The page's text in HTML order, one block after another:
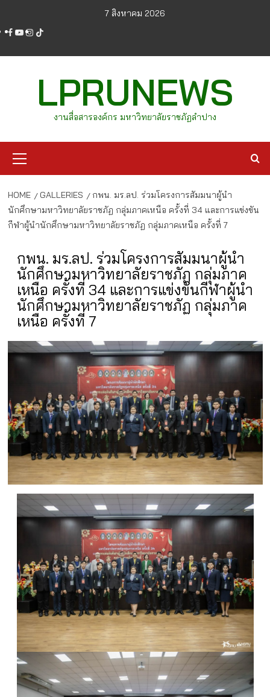
content
7 สิงหาคม 2026
facebook
youtube
instagram
tiktok
LPRUNEWS
งานสื่อสารองค์กร มหาวิทยาลัยราชภัฏลำปาง
Menu
HOME GALLERIES
กพน. มร.ลป. ร่วมโครงการสัมมนาผู้นำ
นักศึกษามหาวิทยาลัยราชภัฏ กลุ่มภาคเหนือ ครั้งที่ 34 และการแข่งขัน
กีฬาผู้นำนักศึกษามหาวิทยาลัยราชภัฏ กลุ่มภาคเหนือ ครั้งที่ 7
กพน. มร.ลป. ร่วมโครงการสัมมนาผู้นำ
นักศึกษามหาวิทยาลัยราชภัฏ กลุ่มภาค
เหนือ ครั้งที่ 34 และการแข่งขันกีฬาผู้นำ
นักศึกษามหาวิทยาลัยราชภัฏ กลุ่มภาค
เหนือ ครั้งที่ 7